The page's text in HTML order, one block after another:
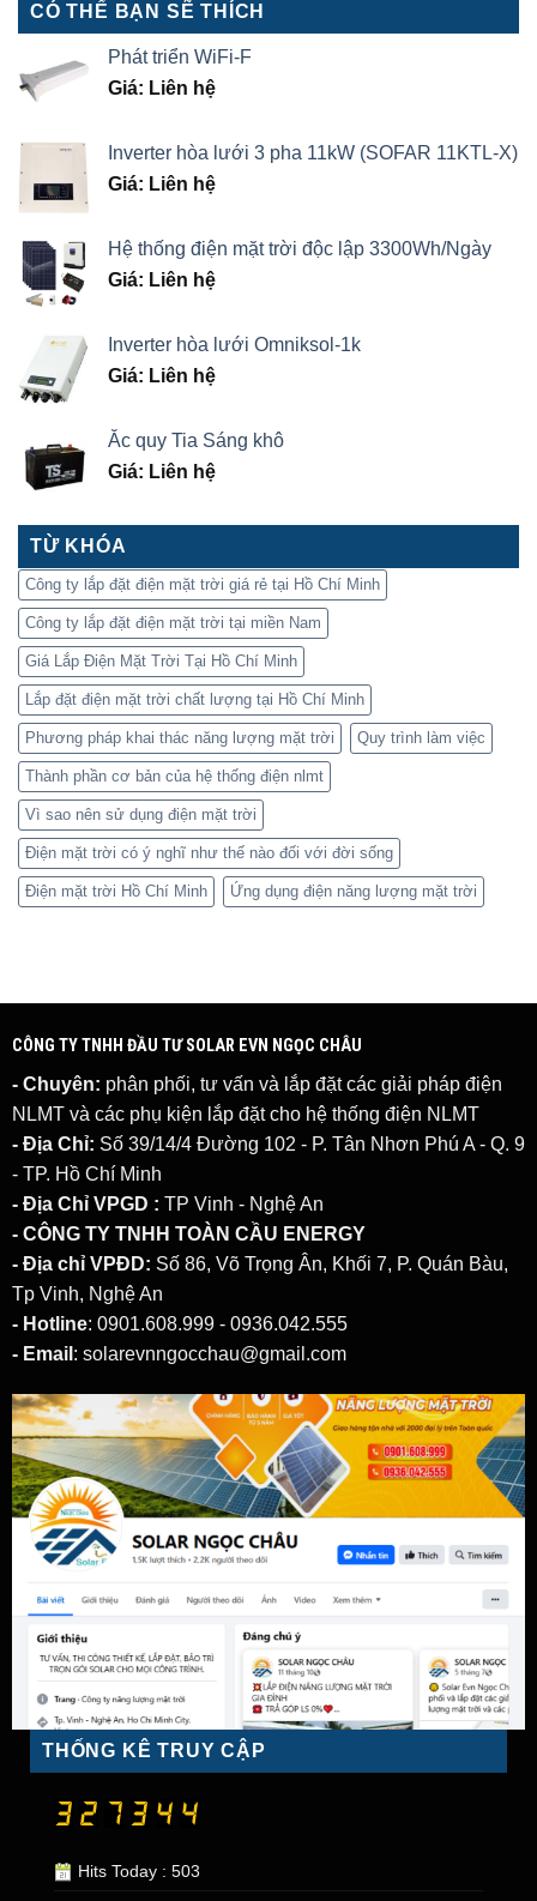
CÓ THỂ BẠN SẼ THÍCH
Phát triển WiFi-F
Giá: Liên hệ
Inverter hòa lưới 3 pha 11kW (SOFAR 11KTL-X)
Giá: Liên hệ
Hệ thống điện mặt trời độc lập 3300Wh/Ngày
Giá: Liên hệ
Inverter hòa lưới Omniksol-1k
Giá: Liên hệ
Ắc quy Tia Sáng khô
Giá: Liên hệ
TỪ KHÓA
Công ty lắp đặt điện mặt trời giá rẻ tại Hồ Chí Minh
Công ty lắp đặt điện mặt trời tại miền Nam
Giá Lắp Điện Mặt Trời Tại Hồ Chí Minh
Lắp đặt điện mặt trời chất lượng tại Hồ Chí Minh
Phương pháp khai thác năng lượng mặt trời Quy trình làm việc
Thành phần cơ bản của hệ thống điện nlmt
Vì sao nên sử dụng điện mặt trời
Điện mặt trời có ý nghĩ như thế nào đối với đời sống
Điện mặt trời Hồ Chí Minh Ứng dụng điện năng lượng mặt trời
CÔNG TY TNHH ĐẦU TƯ SOLAR EVN NGỌC CHÂU
- Chuyên: phân phối, tư vấn và lắp đặt các giải pháp điện
NLMT và các phụ kiện lắp đặt cho hệ thống điện NLMT
- Địa Chỉ: Số 39/14/4 Đường 102 - P. Tân Nhơn Phú A - Q. 9
- TP. Hồ Chí Minh
- Địa Chỉ VPGD : TP Vinh - Nghệ An
- CÔNG TY TNHH TOÀN CẦU ENERGY
- Địa chỉ VPĐD: Số 86, Võ Trọng Ân, Khối 7, P. Quán Bàu,
Tp Vinh, Nghệ An
- Hotline: 0901.608.999 - 0936.042.555
- Email : solarevnngocchau@gmail.com
THỐNG KÊ TRUY CẬP
Hits Today : 503